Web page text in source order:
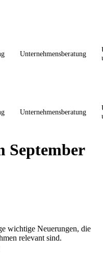
Unternehmensberatung
Unternehmensberatung
September
wichtige Neuerungen, die
relevant sind.